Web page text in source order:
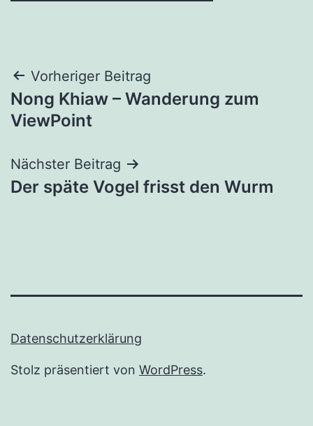
Beitragsnavigation
Vorheriger Beitrag
Nong Khiaw – Wanderung zum
ViewPoint
Nächster Beitrag
Der späte Vogel frisst den Wurm
Datenschutzerklärung
Stolz präsentiert von WordPress.